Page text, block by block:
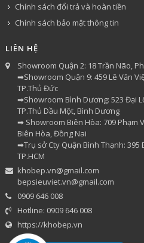
Chính sách đổi trả và hoàn tiền
Chính sách bảo mật thông tin
LIÊN HỆ
Showroom Quận 2: 18 Trần Não,
➡Showroom Quận 9: 459 Lê Văn
TP.Thủ Đức
➡Showroom Bình Dương: 523 Đại
TP.Thủ Dầu Một, Bình Dương
➡ Showroom Biên Hòa: 709 Phạm
Biên Hòa, Đồng Nai
➡Trụ sở Cty Quận Bình Thạnh: 395
TP.HCM
khobep.vn@gmail.com
bepsieuviet.vn@gmail.com
0909 646 008
Hotline: 0909 646 008
https://khobep.vn